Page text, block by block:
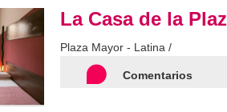
La Casa de la
Plaza Mayor - Latina /
Comentarios